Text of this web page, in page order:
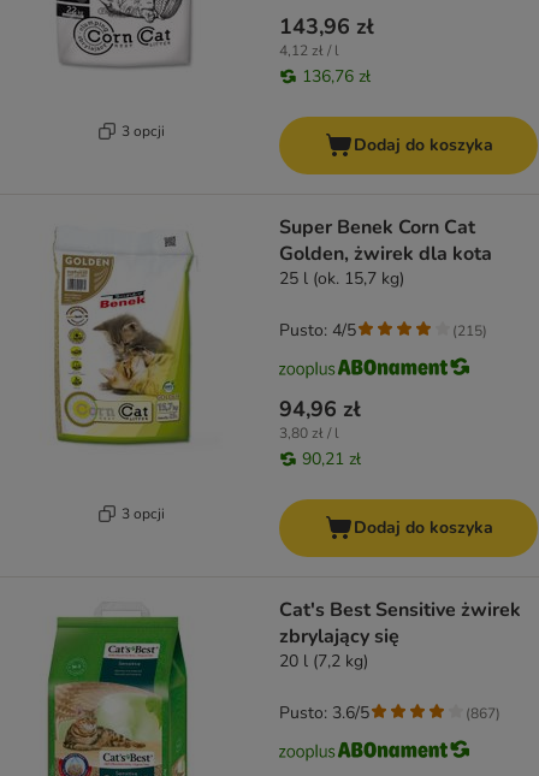
3 opcji
143,96 zł
4,12 zł / l
136,76 zł
Dodaj do koszyka
3 opcji
Super Benek Corn Cat
Golden, żwirek dla kota
25 l (ok. 15,7 kg)
94,96 zł
3,80 zł / l
90,21 zł
Pusto: 4/5 (215)
Dodaj do koszyka
Cat's Best Sensitive żwirek
zbrylający się
20 l (7,2 kg)
Pusto: 3.6/5 (867)